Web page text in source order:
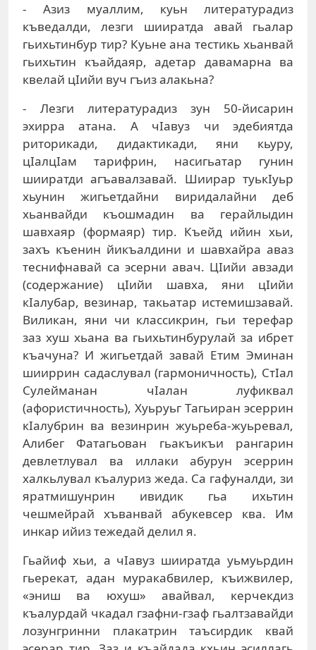
- Азиз муаллим, куьн литературадиз
къведалди, лезги шииратда авай гьалар
гьихьтинбур тир? Куьне ана тестикь хьанвай
гьихьтин къайдаяр, адетар давамарна ва
квелай цIийи вуч гъиз алакьна?
- Лезги литературадиз зун 50-йисарин
эхирра атана. А чIавуз чи эдебиятда
риторикади, дидактикади, яни кьуру,
цIалцIам тарифрин, насигьатар гунин
шииратди агъавалзавай. Шиирар туькIуьр
хьунин жигьетдайни виридалайни деб
хьанвайди къошмадин ва герайлыдин
шавхаяр (формаяр) тир. Къейд ийин хьи,
захъ къенин йикъалдини и шавхайра аваз
теснифнавай са эсерни авач. ЦIийи авзади
(содержание) цIийи шавха, яни цIийи
кIалубар, везинар, такьатар истемишзавай.
Виликан, яни чи классикрин, гьи терефар
заз хуш хьана ва гьихьтинбурулай за ибрет
къачуна? И жигьетдай завай Етим Эминан
шииррин садаслувал (гармоничность), СтIал
Сулейманан чIалан луфиквал
(афористичность), Хуьруьг Тагьиран эсеррин
кIалубрин ва везинрин жуьреба-жуьревал,
Алибег Фатагьован гьакъикъи рангарин
девлетлувал ва иллаки абурун эсеррин
халкьлувал къалуриз жеда. Са гафуналди, зи
яратмишунрин ивидик гьа ихьтин
чешмейрай хъванвай абукевсер ква. Им
инкар ийиз тежедай делил я.
Гьайиф хьи, а чIавуз шииратда уьмуьрдин
гьерекат, адан муракабвилер, къижвилер,
«эниш ва юхуш» авайвал, керчекдиз
къалурдай чкадал гзафни-гзаф гьалтзавайди
лозунгринни плакатрин таъсирдик квай